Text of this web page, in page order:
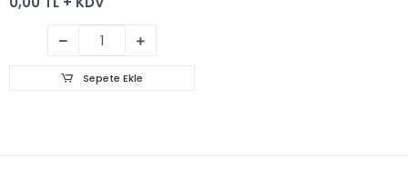
Sepete Ekle